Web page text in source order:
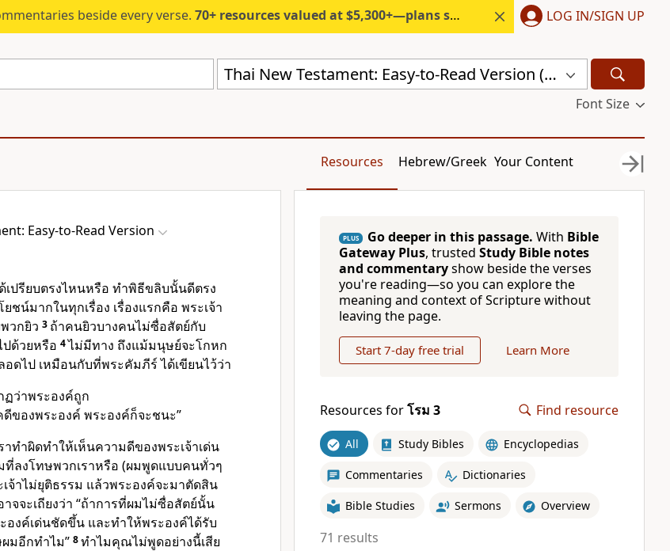
beside every verse. 70+ resources valued at $5,300+—plans start under $6/month. LOG IN/SIGN UP
Thai New Testament: Easy-to-Read Version (ERV-TH)
Font Size
Resources Hebrew/Greek Your Content
Easy-to-Read Version
เปรียบตรงไหนหรือ ทำพิธีขลิบนั้นดีตรง
น์มากในทุกเรื่อง เรื่องแรกคือ พระเจ้า
วกยิว 3 ถ้าคนยิวบางคนไม่ซื่อสัตย์กับ
ปด้วยหรือ 4ไม่มีทาง ถึงแม้มนุษย์จะโกหก
ดไป เหมือนกับที่พระคัมภีร์ ได้เขียนไว้ว่า
ฏว่าพระองค์ถูก
ของพระองค์ พระองค์ก็จะชนะ”
าทำผิดทำให้เห็นความดีของพระเจ้าเด่น
ที่ลงโทษพวกเราหรือ (ผมพูดแบบคนทั่วๆ
จ้าไม่ยุติธรรม แล้วพระองค์จะมาตัดสิน
จจะเถียงว่า “ถ้าการที่ผมไม่ซื่อสัตย์นั้น
งค์เด่นชัดขึ้น และทำให้พระองค์ได้รับ
มอีกทำไม” 8ทำไมคุณไม่พูดอย่างนี้เสีย
PLUS Go deeper in this passage. With Bible
Gateway Plus, trusted Study Bible notes
and commentaryshow beside the verses
you're reading—so you can explore the
meaning and context of Scripture without
leaving the page.
Start 7-day free trial Learn More
Resources forโรม 3 Find resource
All Study Bibles Encyclopedias
Commentaries Dictionaries
Bible Studies Sermons Overview
71 results